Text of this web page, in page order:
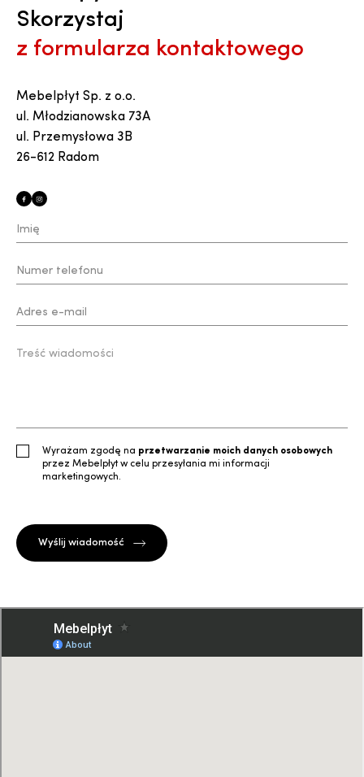
Skorzystaj
z formularza kontaktowego
Mebelpłyt Sp. z o.o.
ul. Młodzianowska 73A
ul. Przemysłowa 3B
26-612 Radom
Wyrażam zgodę na przetwarzanie moich danych osobowych
przez Mebelpłyt w celu przesyłania mi informacji
marketingowych.